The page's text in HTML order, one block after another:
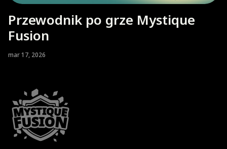
Przewodnik po grze Mystique
Fusion
mar 17, 2026